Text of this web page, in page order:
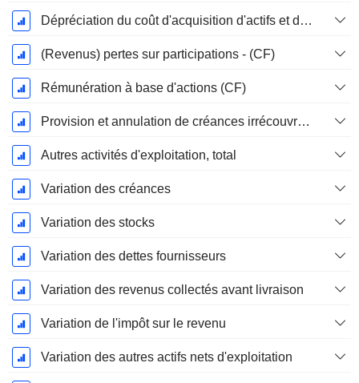
Dépréciation du coût d'acquisition d'actifs et dépenses de restructuration
(Revenus) pertes sur participations - (CF)
Rémunération à base d'actions (CF)
Provision et annulation de créances irrécouvrables
Autres activités d'exploitation, total
Variation des créances
Variation des stocks
Variation des dettes fournisseurs
Variation des revenus collectés avant livraison
Variation de l'impôt sur le revenu
Variation des autres actifs nets d'exploitation